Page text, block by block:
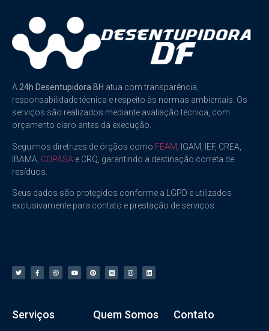
A 24h Desentupidora BH atua com transparência,
responsabilidade técnica e respeito às normas ambientais. Os
serviços são realizados mediante avaliação técnica, com
orçamento claro antes da execução.
Seguimos diretrizes de órgãos como FEAM , IGAM, IEF, CREA,
IBAMA, COPASA e CRQ, garantindo a destinação correta de
resíduos.
Seus dados são protegidos conforme a LGPD e utilizados
exclusivamente para contato e prestação de serviços.
Serviços Quem Somos Contato